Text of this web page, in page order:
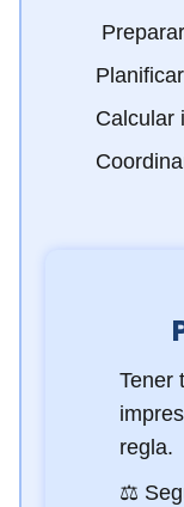
Calcular
Tener
regla.
⚖️